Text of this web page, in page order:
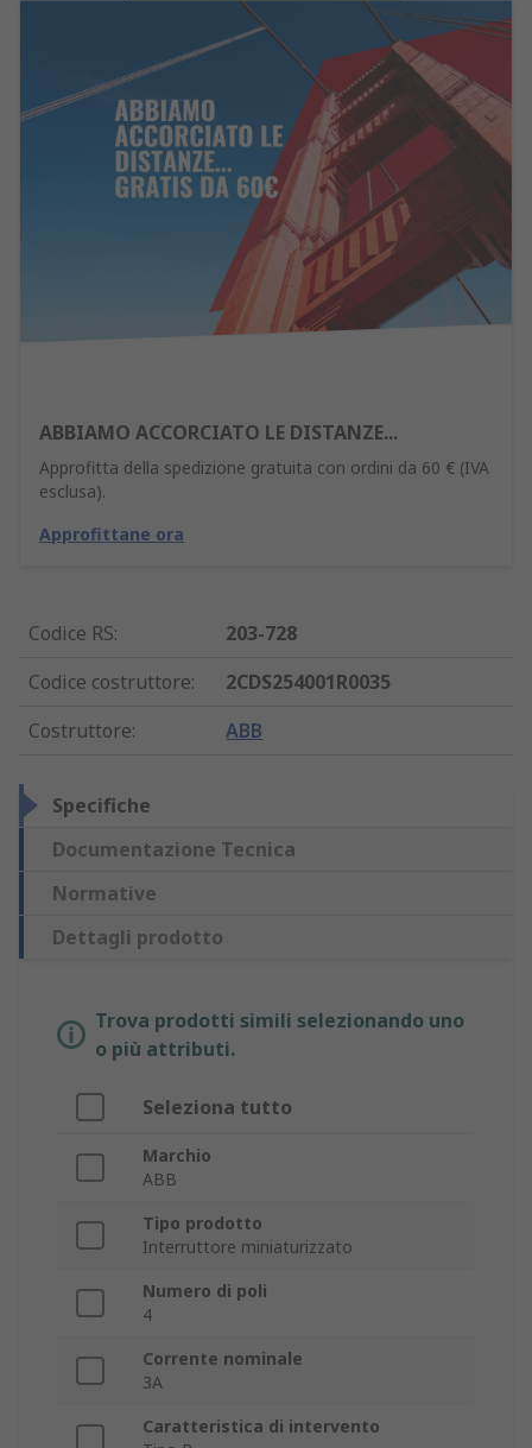
ABBIAMO ACCORCIATO LE DISTANZE...
Approfitta della spedizione gratuita con ordini da 60 € (IVA
esclusa).
Approfittane ora
Codice RS:
203-728
Codice costruttore:
2CDS254001R0035
Costruttore: ABB
Specifiche
Documentazione Tecnica
Normative
Dettagli prodotto
Trova prodotti simili selezionando uno
o più attributi.
Seleziona tutto
Marchio
ABB
Tipo prodotto
Interruttore miniaturizzato
Numero di poli
4
Corrente nominale
3A
Caratteristica di intervento